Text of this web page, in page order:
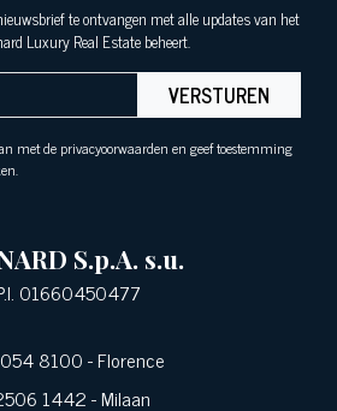
te ontvangen met alle updates van het
Luxury Real Estate beheert.
VERSTUREN
met de privacyoorwaarden en geef toestemming
S.p.A. s.u.
01660450477
8100- Florence
1442- Milaan